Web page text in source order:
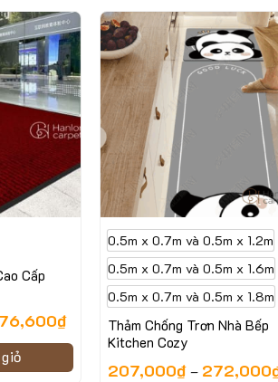
Hình ảnh minh họa của mẫu
đặc điểm nổi bật đáng chú ý:
Cấp
₫
0.5m x 0.7m và 0.5m x 1.2m
0.5m x 0.7m và 0.5m x 1.6m
0.5m x 0.7m và 0.5m x 1.8m
Thảm Chống Trơn Nhà Bếp
Kitchen Cozy
207,000₫– 272,000